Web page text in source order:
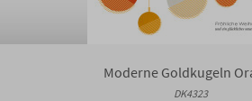
Moderne Goldkugeln
DK4323